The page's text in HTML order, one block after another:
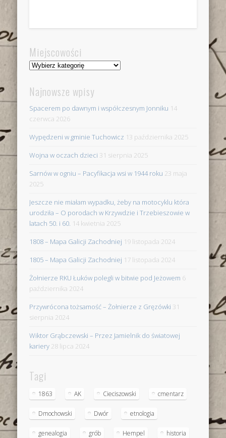
Miejscowości
Miejscowości
Najnowsze wpisy
Spacerem po dawnym i współczesnym Jonniku 14
czerwca 2026
Wypędzeni w gminie Tuchowicz 13 października 2025
Wojna w oczach dzieci 31 sierpnia 2025
Sarnów w ogniu – Pacyfikacja wsi w 1944 roku 23 maja
2025
Jeszcze nie miałam wypadku, żeby na motocyklu która
urodziła – O porodach w Krzywdzie i Trzebieszowie w
latach 50. i 60. 14 kwietnia 2025
1808 – Mapa Galicji Zachodniej 19 listopada 2024
1805 – Mapa Galicji Zachodniej 17 listopada 2024
Żołnierze RKU Łuków polegli w bitwie pod Jeżowem 6
października 2024
Przywrócona tożsamość – Żołnierze z Gręzówki 31
sierpnia 2024
Wiktor Grąbczewski – Przez Jamielnik do światowej
kariery 28 lipca 2024
Tagi
1863 AK Cieciszowski cmentarz
Dmochowski Dwór etnologia
genealogia grób Hempel historia